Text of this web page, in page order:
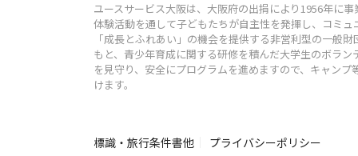
ユースサービス大阪は、大阪府の出捐により1956年に
体験活動を通して子どもたちが自主性を発揮し、コミ
「成⻑とふれあい」の機会を提供する非営利型の一般
もと、⻘少年育成に関する研修を積んだ大学生のボラ
を見守り、安全にプログラムを進めますので、キャン
けます。
標識・旅行条件書他 プライバシーポリシー